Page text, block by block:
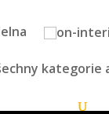
kategorie